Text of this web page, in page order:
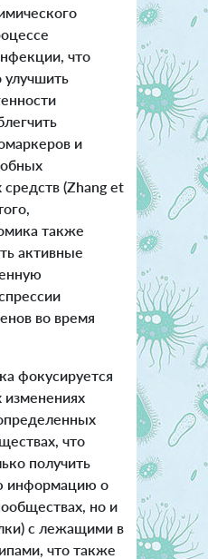
что
и
средств (Zhang et
также
активные
во время
фокусируется
изменениях
что
получить
информацию о
но и
с лежащими в
что также